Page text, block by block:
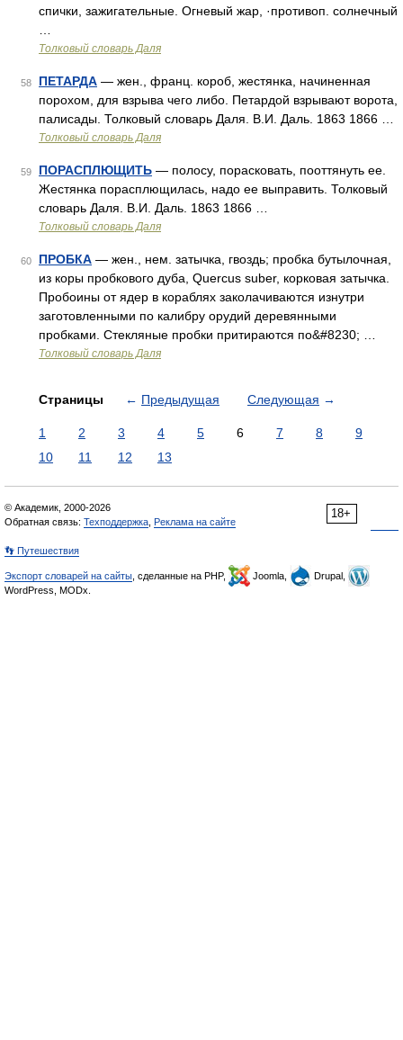
спички, зажигательные. Огневый жар, ·противоп. солнечный
Толковый словарь Даля
58 ПЕТАРДА — жен., франц. короб, жестянка, начиненная
порохом, для взрыва чего либо. Петардой взрывают ворота,
палисады. Толковый словарь Даля. В.И. Даль. 1863 1866 …
Толковый словарь Даля
59 ПОРАСПЛЮЩИТЬ — полосу, порасковать, пооттянуть ее.
Жестянка порасплющилась, надо ее выправить. Толковый
словарь Даля. В.И. Даль. 1863 1866 …
Толковый словарь Даля
60 ПРОБКА — жен., нем. затычка, гвоздь; пробка бутылочная,
из коры пробкового дуба, Quercus suber, корковая затычка.
Пробоины от ядер в кораблях заколачиваются изнутри
заготовленными по калибру орудий деревянными
пробками. Стекляные пробки притираются по&#8230; …
Толковый словарь Даля
Страницы ← Предыдущая Следующая →
1 2 3 4 5 6 7 8
9
10
11 12 13
18+
© Академик, 2000-2026
Обратная связь: Техподдержка Реклама на сайте
👣 Путешествия
Экспорт словарей на сайты , сделанные на PHP, Joomla,
Drupal,
WordPress, MODx.